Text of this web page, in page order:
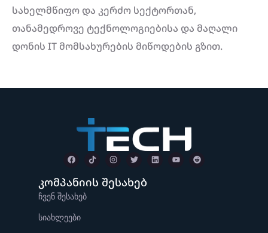
სახელმწიფო და კერძო სექტორთან,
თანამედროვე ტექნოლოგიებისა და მაღალი
დონის IT მომსახურების მიწოდების გზით.
კომპანიის შესახებ
ჩვენ შესახებ
სიახლეები